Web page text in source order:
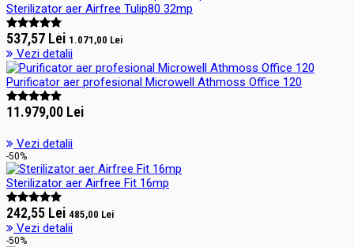
Sterilizator aer Airfree Tulip80 32mp
537,57 Lei 1.071,00 Lei
Vezi detalii
Purificator aer profesional Microwell Athmoss Office 120
11.979,00 Lei
Vezi detalii
-50%
Sterilizator aer Airfree Fit 16mp
242,55 Lei 485,00 Lei
Vezi detalii
-50%